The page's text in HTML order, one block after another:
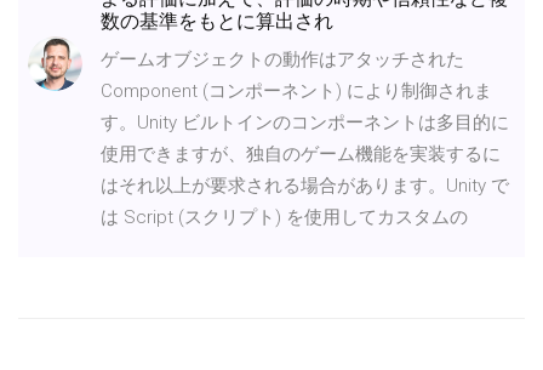
数の基準をもとに算出され
ゲームオブジェクトの動作はアタッチされた
Component (コンポーネント) により制御されま
す。Unity ビルトインのコンポーネントは多目的に
使用できますが、独自のゲーム機能を実装するに
はそれ以上が要求される場合があります。Unity で
は Script (スクリプト) を使用してカスタムの